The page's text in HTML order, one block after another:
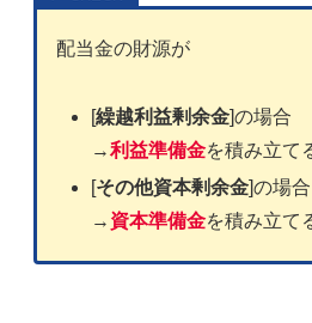
配当金の財源が
[繰越利益剰余金]の場合
→利益準備金を積み立て
[その他資本剰余金]の場合
→ 資本準備金を積み立て